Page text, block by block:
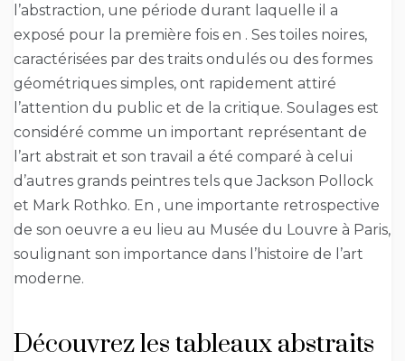
l’abstraction, une période durant laquelle il a
exposé pour la première fois en . Ses toiles noires,
caractérisées par des traits ondulés ou des formes
géométriques simples, ont rapidement attiré
l’attention du public et de la critique. Soulages est
considéré comme un important représentant de
l’art abstrait et son travail a été comparé à celui
d’autres grands peintres tels que Jackson Pollock
et Mark Rothko. En , une importante retrospective
de son oeuvre a eu lieu au Musée du Louvre à Paris,
soulignant son importance dans l’histoire de l’art
moderne.
Découvrez les tableaux abstraits